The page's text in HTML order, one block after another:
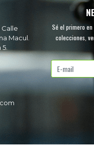
Calle
Macul.
Sé el primero
colecciones,